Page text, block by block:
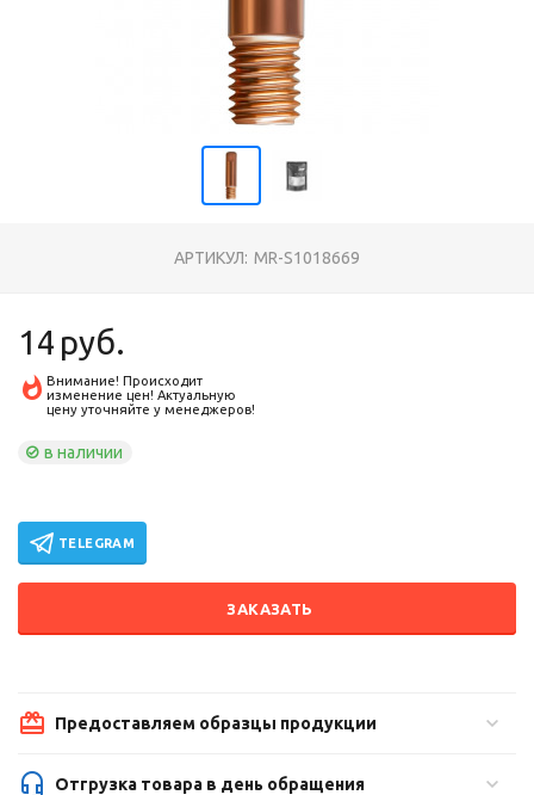
АРТИКУЛ: MR-S1018669
14 руб.
Внимание! Происходит
изменение цен! Актуальную
цену уточняйте у менеджеров!
в наличии
TELEGRAM
ЗАКАЗАТЬ
Предоставляем образцы продукции
Отгрузка товара в день обращения